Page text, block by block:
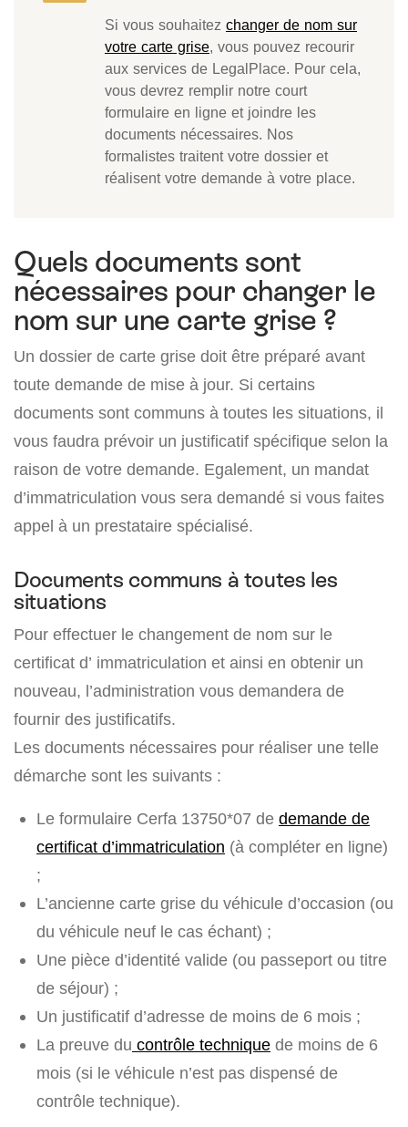
Si vous souhaitez changer de nom sur
votre carte grise, vous pouvez recourir
aux services de LegalPlace. Pour cela,
vous devrez remplir notre court
formulaire en ligne et joindre les
documents nécessaires. Nos
formalistes traitent votre dossier et
réalisent votre demande à votre place.
Quels documents sont
nécessaires pour changer le
nom sur une carte grise ?
Un dossier de carte grise doit être préparé avant
toute demande de mise à jour. Si certains
documents sont communs à toutes les situations, il
vous faudra prévoir un justificatif spécifique selon la
raison de votre demande. Egalement, un mandat
d’immatriculation vous sera demandé si vous faites
appel à un prestataire spécialisé.
Documents communs à toutes les
situations
Pour effectuer le changement de nom sur le
certificat d’ immatriculation et ainsi en obtenir un
nouveau, l’administration vous demandera de
fournir des justificatifs.
Les documents nécessaires pour réaliser une telle
démarche sont les suivants :
Le formulaire Cerfa 13750*07 de demande de
certificat d’immatriculation (à compléter en ligne)
;
L’ancienne carte grise du véhicule d’occasion (ou
du véhicule neuf le cas échant) ;
Une pièce d’identité valide (ou passeport ou titre
de séjour) ;
Un justificatif d’adresse de moins de 6 mois ;
La preuve du contrôle technique de moins de 6
mois (si le véhicule n’est pas dispensé de
contrôle technique).